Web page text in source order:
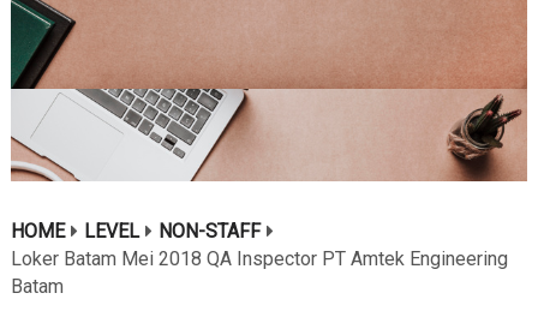
HOME LEVEL
NON-STAFF
Loker Batam Mei 2018 QA Inspector PT Amtek Engineering
Batam